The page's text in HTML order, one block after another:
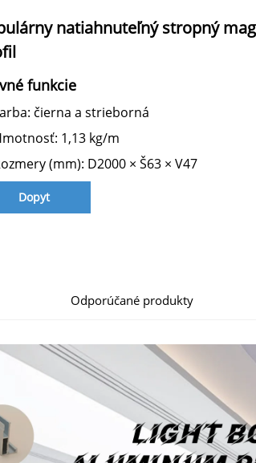
natiahnuteľný stropný
funkcie
čierna a strieborná
1,13 kg/m
(mm): D2000 × Š63 × V47
Dopyt
Odporúčané produkty